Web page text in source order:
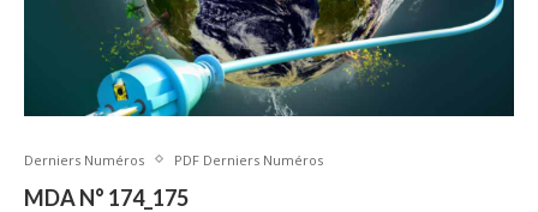
Derniers Numéros PDF Derniers Numéros
MDA N° 174_175